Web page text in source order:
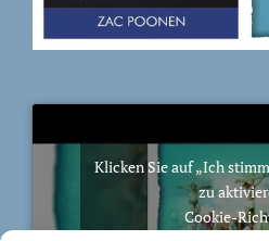
Klicken Sie auf „Ich
zu
Cookie-